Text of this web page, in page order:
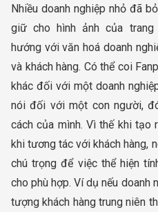
Nhiều doanh nghiệp nhỏ đã
giữ cho hình ảnh của
hướng với văn hoá doanh
và khách hàng. Có thể coi
khác đối với một doanh
nói đối với một con người,
cách của mình. Vì thế khi
khi tương tác với khách hàng,
chú trọng để việc thể hiện
cho phù hợp. Ví dụ nếu doanh
tượng khách hàng trung niên